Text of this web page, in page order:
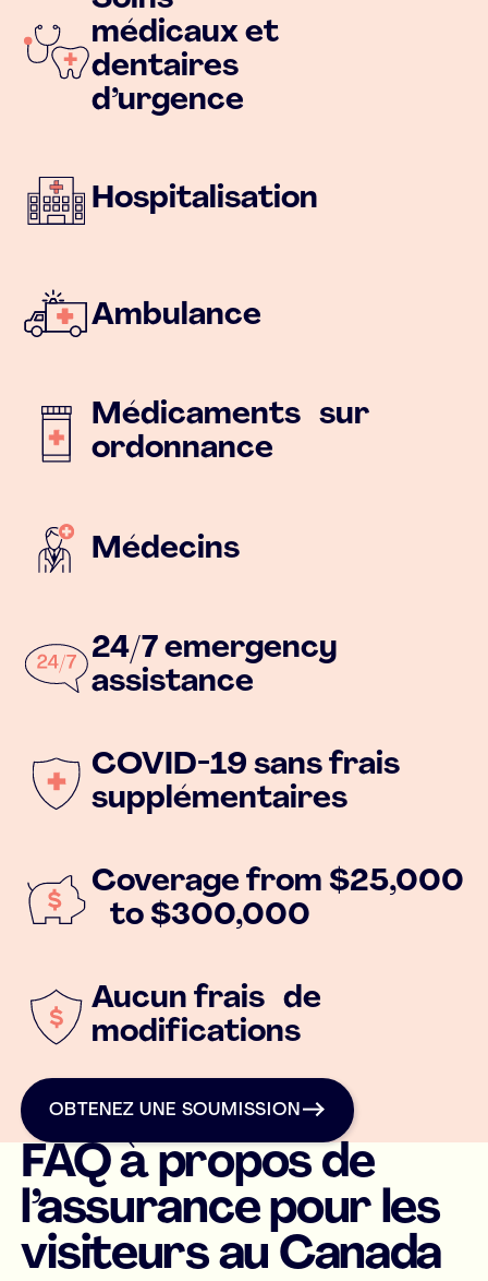
médicaux et
dentaires
d’urgence
Hospitalisation
Ambulance
Médicaments sur
ordonnance
Médecins
24/7 emergency
assistance
COVID-19 sans frais
supplémentaires
Coverage from $25,000
to $300,000
Aucun frais de
modifications
OBTENEZ UNE SOUMISSION
OBTENEZ UNE SOUMISSION
FAQ à propos de
l’assurance pour les
visiteurs au Canada